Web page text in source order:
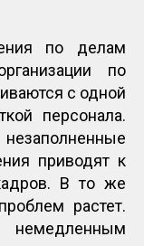
по делам
по
с одной
персонала.
приводят к
В то же
растет.
немедленным